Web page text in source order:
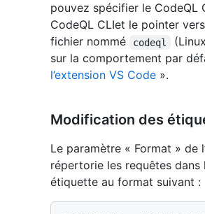
pouvez spécifier le CodeQL
CodeQL CLIet le pointer
fichier nommé
codeql
sur la comportement par
l’extension VS Code ».
Modification des
Le paramètre « Format » de
répertorie les requêtes dans
étiquette au format suivant :